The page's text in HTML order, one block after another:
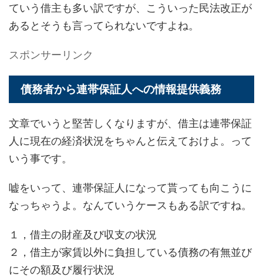
ていう借主も多い訳ですが、こういった民法改正が
あるとそうも言ってられないですよね。
スポンサーリンク
債務者から連帯保証人への情報提供義務
文章でいうと堅苦しくなりますが、借主は連帯保証
人に現在の経済状況をちゃんと伝えておけよ。って
いう事です。
嘘をいって、連帯保証人になって貰っても向こうに
なっちゃうよ。なんていうケースもある訳ですね。
１，借主の財産及び収支の状況
２，借主が家賃以外に負担している債務の有無並び
にその額及び履行状況